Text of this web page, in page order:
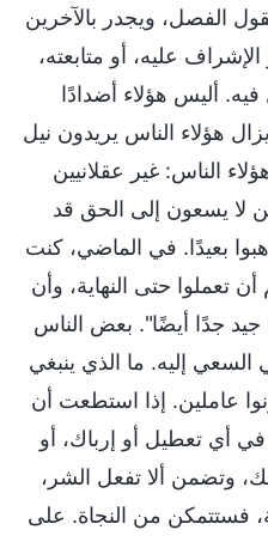
الفصل، ويجدر بالآخرين
عليه، أو متابعته،
فيه. أليس هؤلاء أضدادًا
هؤلاء الناس يريدون نيل
الناس: غير عقلانيين
لا يسعون إلى الحق قد
بعيدًا. في الماضي، كنت
تعملوا حتى النهاية، وأن
جيد جدًا أيضًا". بعض الناس
السعي إليه. ما الذي ينبغي
عاملين. إذا استطعت أن
أي تعطيل أو إرباك، أو
وتضمن ألا تفعل الشر،
فستتمكن من النجاة. على